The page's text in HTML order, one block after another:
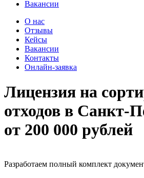
Вакансии
О нас
Отзывы
Кейсы
Вакансии
Контакты
Онлайн-заявка
Лицензия на
отходов в Санкт-
от 200 000 рублей
Разработаем полный комплект